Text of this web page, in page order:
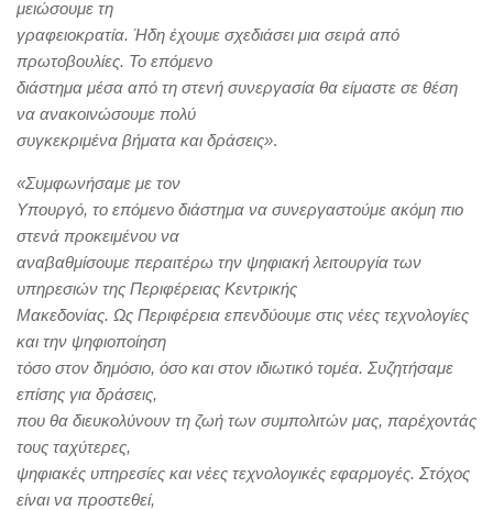
μειώσουμε τη
γραφειοκρατία. Ήδη έχουμε σχεδιάσει μια σειρά από
πρωτοβουλίες. Το επόμενο
διάστημα μέσα από τη στενή συνεργασία θα είμαστε σε θέση
να ανακοινώσουμε πολύ
συγκεκριμένα βήματα και δράσεις».
«Συμφωνήσαμε με τον
Υπουργό, το επόμενο διάστημα να συνεργαστούμε ακόμη πιο
στενά προκειμένου να
αναβαθμίσουμε περαιτέρω την ψηφιακή λειτουργία των
υπηρεσιών της Περιφέρειας Κεντρικής
Μακεδονίας. Ως Περιφέρεια επενδύουμε στις νέες τεχνολογίες
και την ψηφιοποίηση
τόσο στον δημόσιο, όσο και στον ιδιωτικό τομέα. Συζητήσαμε
επίσης για δράσεις,
που θα διευκολύνουν τη ζωή των συμπολιτών μας, παρέχοντάς
τους ταχύτερες,
ψηφιακές υπηρεσίες και νέες τεχνολογικές εφαρμογές. Στόχος
είναι να προστεθεί,